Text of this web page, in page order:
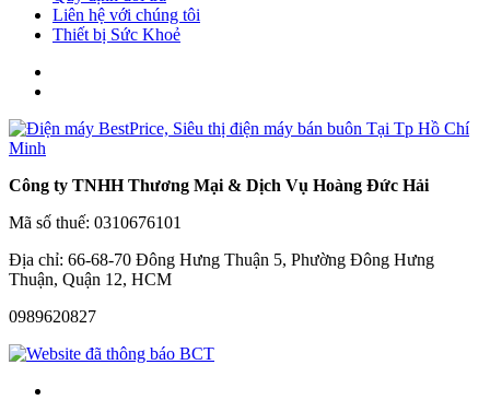
Liên hệ với chúng tôi
Thiết bị Sức Khoẻ
Công ty TNHH Thương Mại & Dịch Vụ Hoàng Đức Hải
Mã số thuế: 0310676101
Địa chỉ: 66-68-70 Đông Hưng Thuận 5, Phường Đông Hưng
Thuận, Quận 12, HCM
0989620827